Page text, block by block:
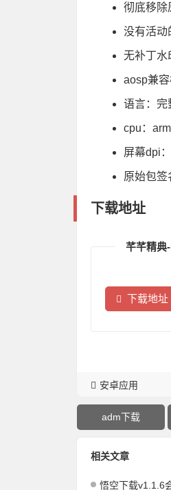
彻底移除
没有活动
无补丁水
aosp兼容
语言：完
cpu：
屏幕dpi
原始包签
下载地址
芊芊精典
下载地址
安卓应用
adm下载
相关文章
悟空下载v1.1.6